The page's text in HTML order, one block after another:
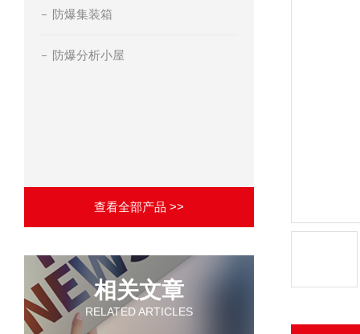
防爆集装箱
防爆分析小屋
查看全部产品 >>
相关文章
RELATED ARTICLES